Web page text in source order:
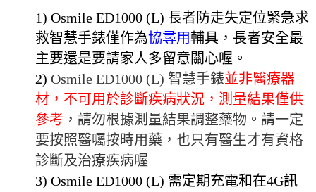
1) Osmile ED1000 (L) 長者防走失定位緊急求
救智慧手錶僅作為協尋用輔具，長者安全最
主要還是要請家人多留意關心喔。
2) Osmile ED1000 (L) 智慧手錶並非醫療器
材，不可用於診斷疾病狀況，測量結果僅供
參考 ，請勿根據測量結果調整藥物。請一定
要按照醫囑按時用藥，也只有醫生才有資格
診斷及治療疾病喔
3) Osmile ED1000 (L) 需定期充電和在4G訊